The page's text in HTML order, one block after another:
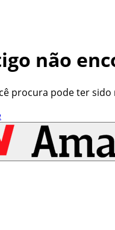
não
procura pode ter